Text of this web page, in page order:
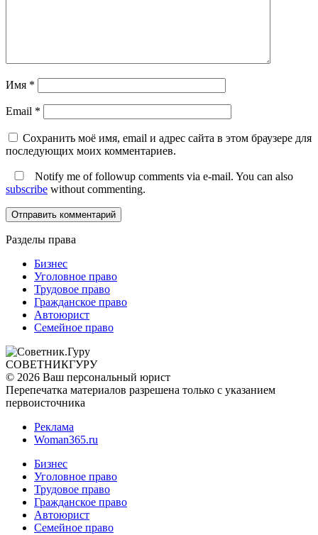
Имя *
Email *
Сохранить моё имя, email и адрес сайта в этом браузере для
последующих моих комментариев.
Notify me of followup comments via e-mail. You can also
subscribe without commenting.
Разделы права
Бизнес
Уголовное право
Трудовое право
Гражданское право
Автоюрист
Семейное право
СОВЕТНИКГУРУ
© 2026 Ваш персональный юрист
Перепечатка материалов разрешена только с указанием
первоисточника
Реклама
Woman365.ru
Бизнес
Уголовное право
Трудовое право
Гражданское право
Автоюрист
Семейное право